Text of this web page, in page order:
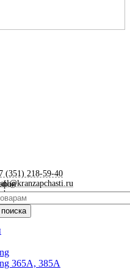
(351) 218-59-40
365А, 385А